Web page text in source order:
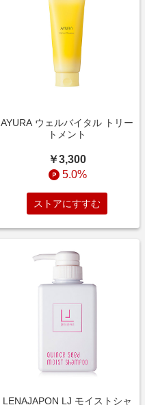
AYURA ウェルバイタル トリー
トメント
￥3,300
5.0%
ストアにすすむ
LENAJAPON LJ モイストシャ